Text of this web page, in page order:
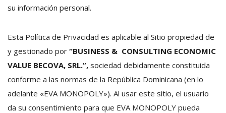
su información personal.
Esta Política de Privacidad es aplicable al Sitio propiedad de
y gestionado por “BUSINESS & CONSULTING ECONOMIC
VALUE BECOVA, SRL.”, sociedad debidamente constituida
conforme a las normas de la República Dominicana (en lo
adelante «EVA MONOPOLY»). Al usar este sitio, el usuario
da su consentimiento para que EVA MONOPOLY pueda